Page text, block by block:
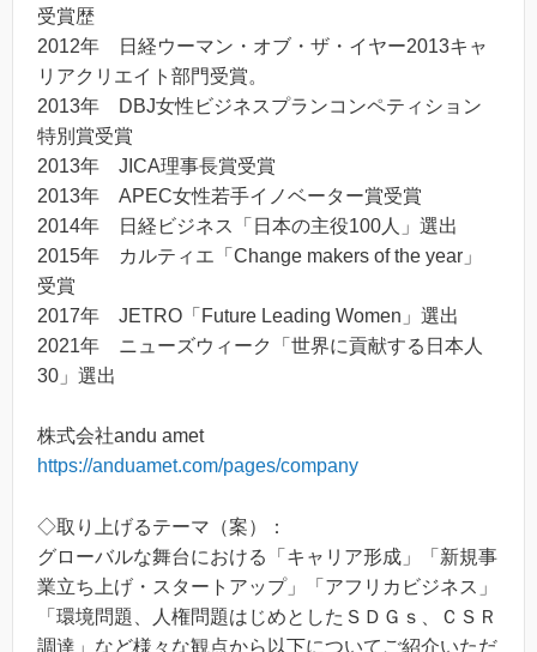
受賞歴
2012年 日経ウーマン・オブ・ザ・イヤー2013キャ
リアクリエイト部門受賞。
2013年 DBJ女性ビジネスプランコンペティション
特別賞受賞
2013年 JICA理事長賞受賞
2013年 APEC女性若手イノベーター賞受賞
2014年 日経ビジネス「日本の主役100人」選出
2015年 カルティエ「Change makers of the year」
受賞
2017年 JETRO「Future Leading Women」選出
2021年 ニューズウィーク「世界に貢献する日本人
30」選出
株式会社andu amet
https://anduamet.com/pages/company
◇取り上げるテーマ（案）：
グローバルな舞台における「キャリア形成」「新規事
業立ち上げ・スタートアップ」「アフリカビジネス」
「環境問題、人権問題はじめとしたＳＤＧｓ、ＣＳＲ
調達」など様々な観点から以下についてご紹介いただ